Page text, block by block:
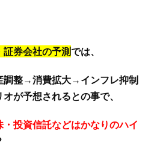
証券会社の予測では、
整→消費拡大→インフレ抑制
が予想されるとの事で、
・投資信託などはかなりのハイ